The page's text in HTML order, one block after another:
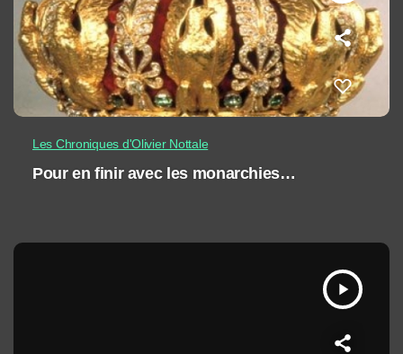
Les Chroniques d'Olivier Nottale
Pour en finir avec les monarchies…
play_arrow